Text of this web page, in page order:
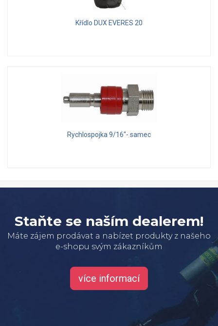
Křídlo DUX EVERES 20
Rychlospojka 9/16"- samec
Staňte se naším dealerem!
Máte zájem prodávat a nabízet produkty z našeho
e-shopu svým zákazníkům
více informací